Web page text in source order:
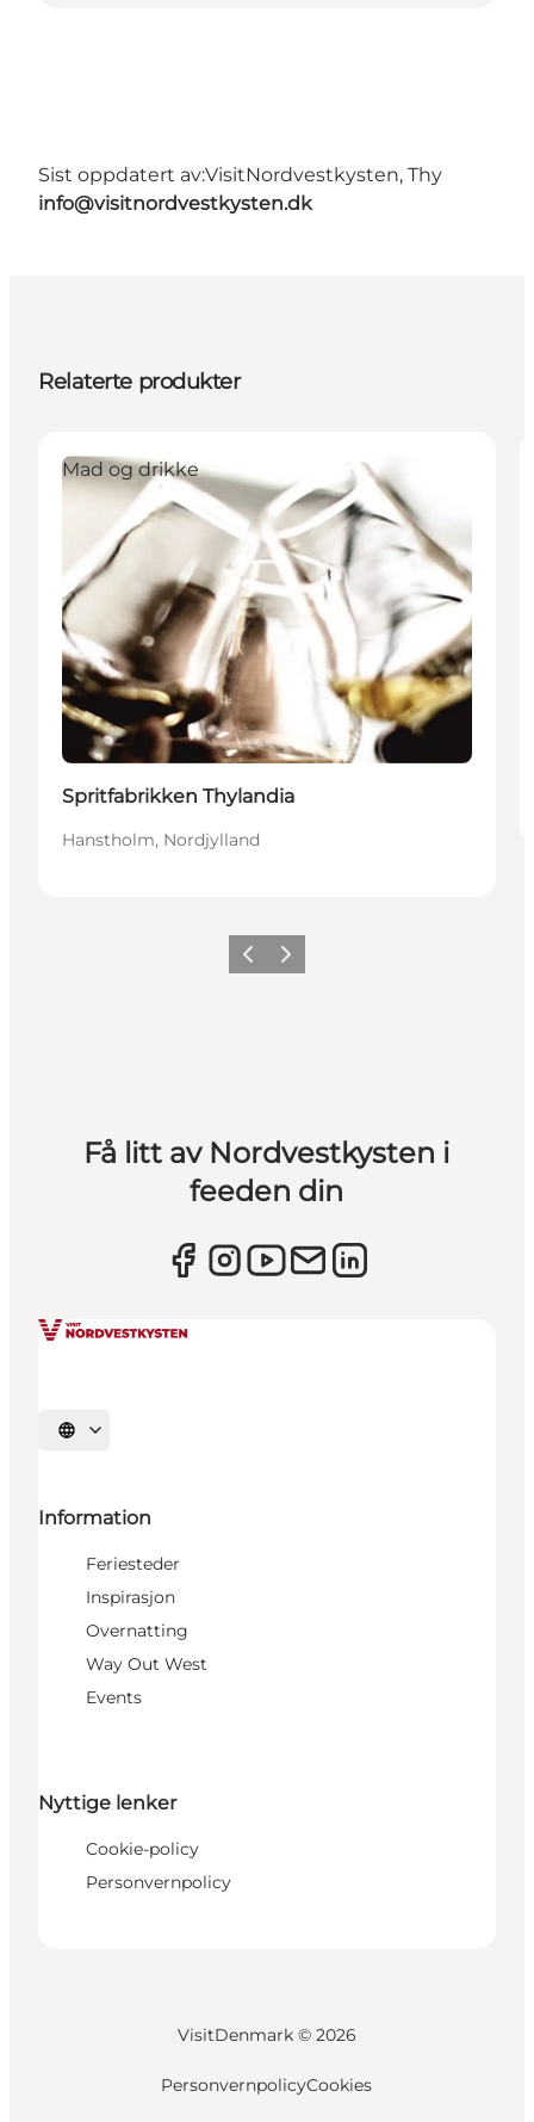
Sist oppdatert av:VisitNordvestkysten, Thy
info@visitnordvestkysten.dk
Relaterte produkter
Mad og drikke
Spritfabrikken Thylandia
Hanstholm, Nordjylland
ForrigeNeste
Få litt av Nordvestkysten i
feeden din
Velg språk
Information
Feriesteder
Inspirasjon
Overnatting
Way Out West
Events
Nyttige lenker
Cookie-policy
Personvernpolicy
VisitDenmark © 2026
PersonvernpolicyCookies